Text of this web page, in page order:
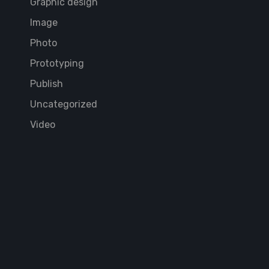
Image
Photo
Prototyping
Publish
Uncategorized
Video